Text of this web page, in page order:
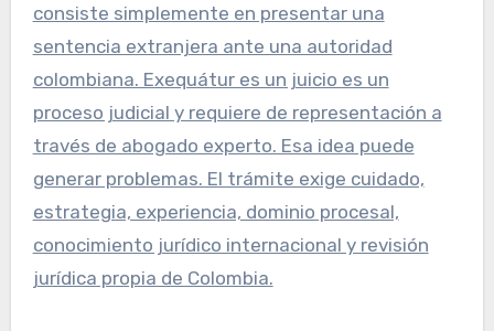
consiste simplemente en presentar una
sentencia extranjera ante una autoridad
colombiana. Exequátur es un juicio es un
proceso judicial y requiere de representación a
través de abogado experto. Esa idea puede
generar problemas. El trámite exige cuidado,
estrategia, experiencia, dominio procesal,
conocimiento jurídico internacional y revisión
jurídica propia de Colombia.